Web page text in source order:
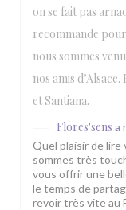
on se fait pas
recommande
nous sommes
nos amis
et Santiana.
Flores'sens a
Quel plaisir de
sommes très
vous offrir une
le temps de
revoir très vite au